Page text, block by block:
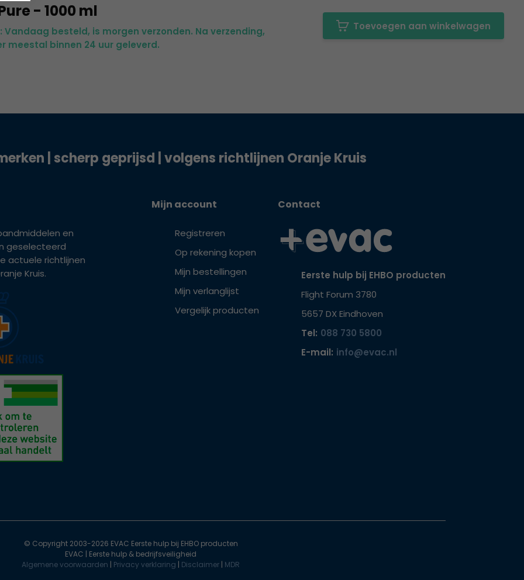
- 1000 ml
Vandaag besteld, is morgen verzonden. Na verzending,
meestal binnen 24 uur geleverd.
Toevoegen aan winkelwagen
| scherp geprijsd | volgens richtlijnen Oranje Kruis
en
geselecteerd
actuele richtlijnen
Kruis.
Mijn account
Registreren
Op rekening kopen
Mijn bestellingen
Mijn verlanglijst
Vergelijk producten
Contact
Eerste hulp bij EHBO producten
Flight Forum 3780
5657 DX Eindhoven
Tel: 088 730 5800
E-mail: info@evac.nl
© Copyright 2003-2026 EVAC Eerste hulp bij EHBO producten
EVAC | Eerste hulp & bedrijfsveiligheid
Algemene voorwaarden | Privacy verklaring | Disclaimer | MDR